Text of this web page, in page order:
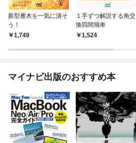
新型雁木を一気に潰そ
う！
1,749
１手ずつ解説する角交
換四間飛車
1,524
マイナビ出版のおすすめ本